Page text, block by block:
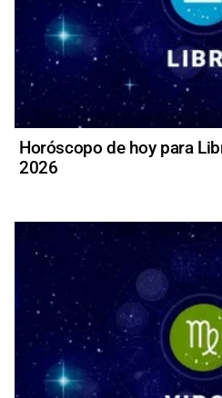
Horóscopo de hoy para
2026